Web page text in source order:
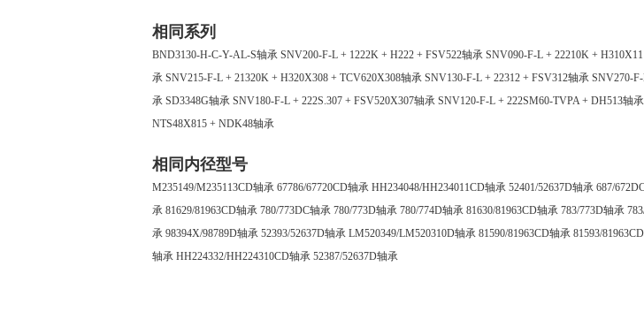
相同系列
BND3130-H-C-Y-AL-S轴承 SNV200-F-L + 1222K + H222 + FSV522轴承 SNV090-F-L + 22210K +
承 SNV215-F-L + 21320K + H320X308 + TCV620X308轴承 SNV130-F-L + 22312 + FSV312轴承 SNV270-
承 SD3348G轴承 SNV180-F-L + 222S.307 + FSV520X307轴承 SNV120-F-L + 222SM60-TVPA + DH513轴承
NTS48X815 + NDK48轴承
相同内径型号
M235149/M235113CD轴承 67786/67720CD轴承 HH234048/HH234011CD轴承 52401/52637D轴承 687/
承 81629/81963CD轴承 780/773DC轴承 780/773D轴承 780/774D轴承 81630/81963CD轴承 783/773D轴承
承 98394X/98789D轴承 52393/52637D轴承 LM520349/LM520310D轴承 81590/81963CD轴承 81593/
轴承 HH224332/HH224310CD轴承 52387/52637D轴承